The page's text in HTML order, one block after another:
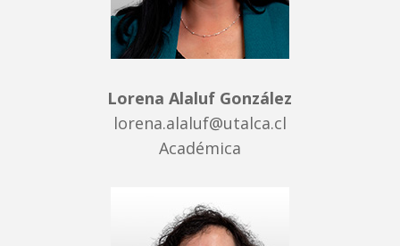
Lorena Alaluf González
lorena.alaluf@utalca.cl
Académica